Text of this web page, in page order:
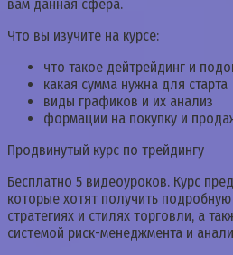
вам данная сфера.
Что вы изучите на курсе:
что такое дейтрейдинг и
какая сумма нужна для старта
виды графиков и их анализ
формации на покупку и
Продвинутый курс по трейдингу
Бесплатно 5 видеоуроков. Курс
которые хотят получить
стратегиях и стилях торговли, а
системой риск-менеджмента и